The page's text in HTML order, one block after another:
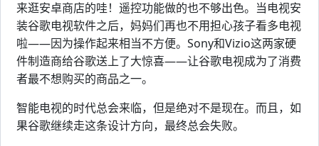
来逛安卓商店的哇！遥控功能做的也不够出色。当电视安
装谷歌电视软件之后，妈妈们再也不用担心孩子看多电视
啦——因为操作起来相当不方便。Sony和Vizio这两家硬
件制造商给谷歌送上了大惊喜——让谷歌电视成为了消费
者最不想购买的商品之一。
智能电视的时代总会来临，但是绝对不是现在。而且，如
果谷歌继续走这条设计方向，最终总会失败。